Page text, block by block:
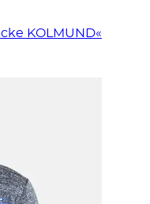
KOLMUND«